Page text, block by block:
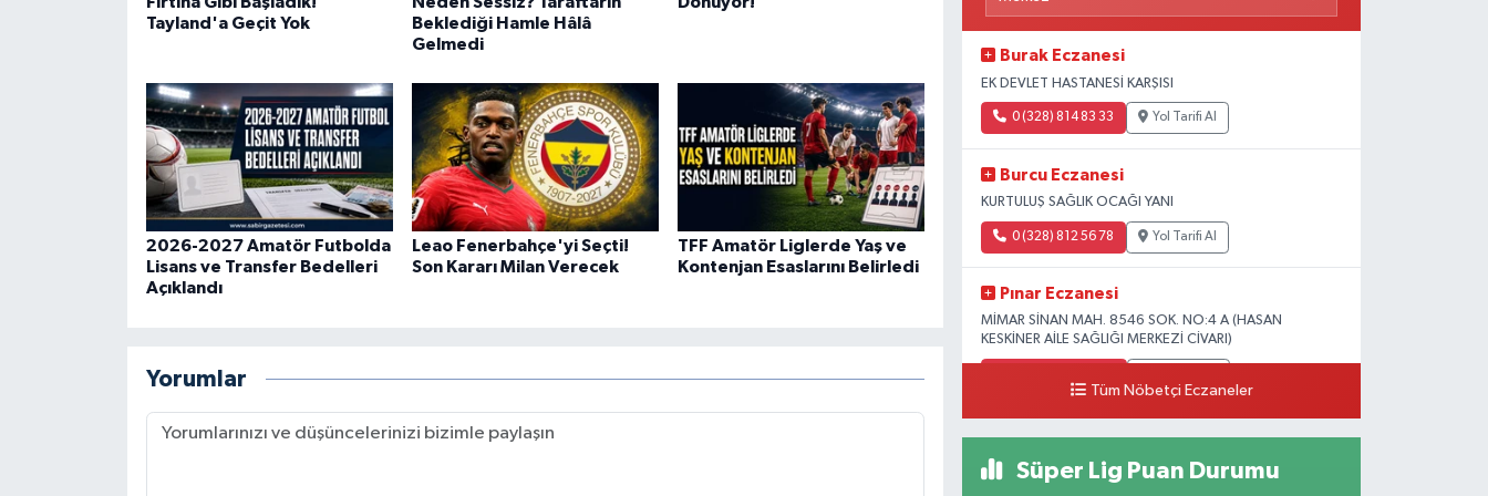
Tayland'a Geçit Yok
Beklediği Hamle Hâlâ
Gelmedi
2026-2027 Amatör Futbolda
Lisans ve Transfer Bedelleri
Açıklandı
Leao Fenerbahçe'yi Seçti!
Son Kararı Milan Verecek
TFF Amatör Liglerde Yaş ve
Kontenjan Esaslarını Belirledi
Yorumlar
Burak Eczanesi
EK DEVLET HASTANESİ KARŞISI
0 (328) 814 83 33 Yol Tarifi Al
Burcu Eczanesi
KURTULUŞ SAĞLIK OCAĞI YANI
0 (328) 812 56 78 Yol Tarifi Al
Pınar Eczanesi
MİMAR SİNAN MAH. 8546 SOK. NO:4 A (HASAN
KESKİNER AİLE SAĞLIĞI MERKEZİ CİVARI)
Tüm Nöbetçi Eczaneler
Süper Lig Puan Durumu